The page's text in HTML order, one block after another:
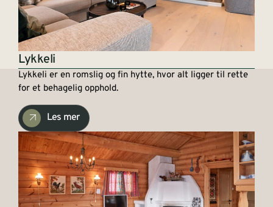
Lykkeli
Lykkeli er en romslig og fin hytte, hvor alt ligger til rette
for et behagelig opphold.
Les mer